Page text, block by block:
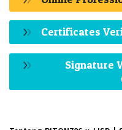
Certificates
Signature